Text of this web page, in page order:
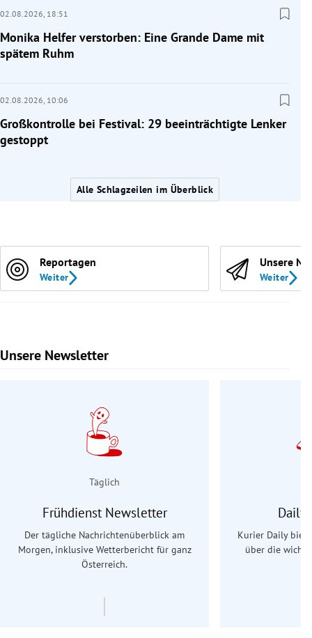
02.08.2026, 18:51
Monika Helfer verstorben: Eine Grande Dame mit
spätem Ruhm
02.08.2026, 10:06
Großkontrolle bei Festival: 29 beeinträchtigte Lenker
gestoppt
Alle Schlagzeilen im Überblick
Reportagen
Weiter
Unsere
Weiter
Unsere Newsletter
Slide 1 von 9
Täglich
Frühdienst Newsletter
Der tägliche Nachrichtenüberblick am
Morgen, inklusive Wetterbericht für ganz
Österreich.
Daily
Kurier Daily
über die